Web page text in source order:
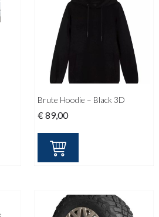
Brute Hoodie – Black 3D
€89,00